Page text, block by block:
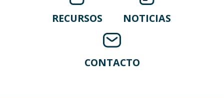
RECURSOS NOTICIAS
CONTACTO